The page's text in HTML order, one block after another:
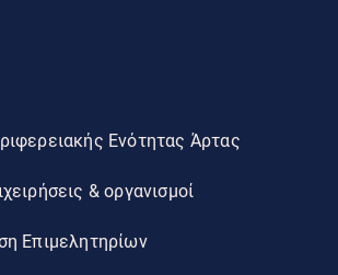
Ενότητας Άρτας
& οργανισμοί
Επιμελητηρίων